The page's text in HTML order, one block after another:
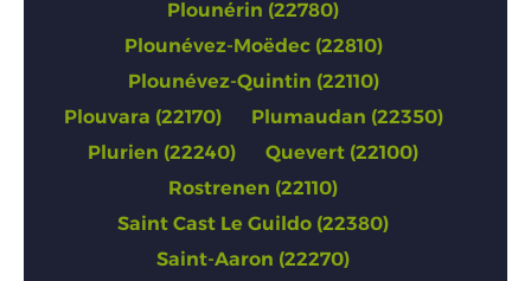
Plounérin (22780)
Plounévez-Moëdec (22810)
Plounévez-Quintin (22110)
Plouvara (22170)
Plumaudan (22350)
Plurien (22240)
Quevert (22100)
Rostrenen (22110)
Saint Cast Le Guildo (22380)
Saint-Aaron (22270)